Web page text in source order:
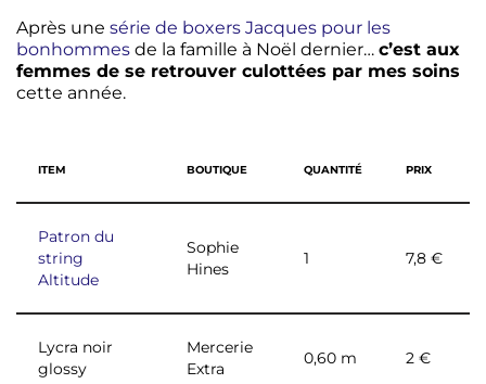
Après une série de boxers Jacques pour les
bonhommes de la famille à Noël dernier… c’est aux
femmes de se retrouver culottées par mes soins
cette année.
ITEM BOUTIQUE QUANTITÉ PRIX
Patron du
string
Altitude
Sophie
Hines
1 7,8 €
Lycra noir
glossy
Mercerie
Extra
0,60 m 2 €